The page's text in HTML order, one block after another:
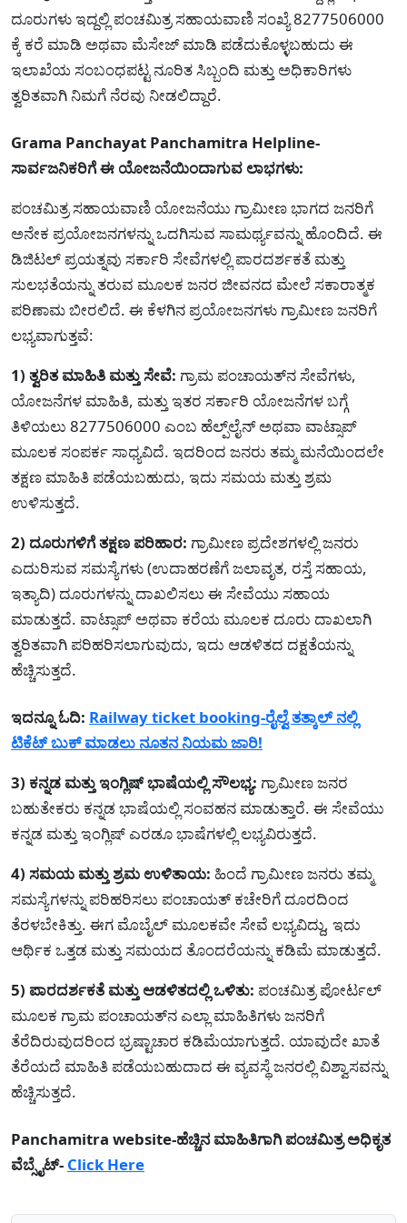
ದೂರುಗಳು ಇದ್ದಲ್ಲಿ ಪಂಚಮಿತ್ರ ಸಹಾಯವಾಣಿ ಸಂಖ್ಯೆ 8277506000
ಕ್ಕೆ ಕರೆ ಮಾಡಿ ಅಥವಾ ಮೆಸೇಜ್‌ ಮಾಡಿ ಪಡೆದುಕೊಳ್ಳಬಹುದು ಈ
ಇಲಾಖೆಯ ಸಂಬಂಧಪಟ್ಟ ನೂರಿತ ಸಿಬ್ಬಂದಿ ಮತ್ತು ಅಧಿಕಾರಿಗಳು
ತ್ವರಿತವಾಗಿ ನಿಮಗೆ ನೆರವು ನೀಡಲಿದ್ದಾರೆ.
Grama Panchayat Panchamitra Helpline-
ಸಾರ್ವಜನಿಕರಿಗೆ ಈ ಯೋಜನೆಯಿಂದಾಗುವ ಲಾಭಗಳು:
ಪಂಚಮಿತ್ರ ಸಹಾಯವಾಣಿ ಯೋಜನೆಯು ಗ್ರಾಮೀಣ ಭಾಗದ ಜನರಿಗೆ
ಅನೇಕ ಪ್ರಯೋಜನಗಳನ್ನು ಒದಗಿಸುವ ಸಾಮರ್ಥ್ಯವನ್ನು ಹೊಂದಿದೆ. ಈ
ಡಿಜಿಟಲ್ ಪ್ರಯತ್ನವು ಸರ್ಕಾರಿ ಸೇವೆಗಳಲ್ಲಿ ಪಾರದರ್ಶಕತೆ ಮತ್ತು
ಸುಲಭತೆಯನ್ನು ತರುವ ಮೂಲಕ ಜನರ ಜೀವನದ ಮೇಲೆ ಸಕಾರಾತ್ಮಕ
ಪರಿಣಾಮ ಬೀರಲಿದೆ. ಈ ಕೆಳಗಿನ ಪ್ರಯೋಜನಗಳು ಗ್ರಾಮೀಣ ಜನರಿಗೆ
ಲಭ್ಯವಾಗುತ್ತವೆ:
1) ತ್ವರಿತ ಮಾಹಿತಿ ಮತ್ತು ಸೇವೆ: ಗ್ರಾಮ ಪಂಚಾಯತ್‌ನ ಸೇವೆಗಳು,
ಯೋಜನೆಗಳ ಮಾಹಿತಿ, ಮತ್ತು ಇತರ ಸರ್ಕಾರಿ ಯೋಜನೆಗಳ ಬಗ್ಗೆ
ತಿಳಿಯಲು 8277506000 ಎಂಬ ಹೆಲ್ಪ್‌ಲೈನ್ ಅಥವಾ ವಾಟ್ಸಾಪ್
ಮೂಲಕ ಸಂಪರ್ಕ ಸಾಧ್ಯವಿದೆ. ಇದರಿಂದ ಜನರು ತಮ್ಮ ಮನೆಯಿಂದಲೇ
ತಕ್ಷಣ ಮಾಹಿತಿ ಪಡೆಯಬಹುದು, ಇದು ಸಮಯ ಮತ್ತು ಶ್ರಮ
ಉಳಿಸುತ್ತದೆ.
2) ದೂರುಗಳಿಗೆ ತಕ್ಷಣ ಪರಿಹಾರ: ಗ್ರಾಮೀಣ ಪ್ರದೇಶಗಳಲ್ಲಿ ಜನರು
ಎದುರಿಸುವ ಸಮಸ್ಯೆಗಳು (ಉದಾಹರಣೆಗೆ ಜಲಾವೃತ, ರಸ್ತೆ ಸಹಾಯ,
ಇತ್ಯಾದಿ) ದೂರುಗಳನ್ನು ದಾಖಲಿಸಲು ಈ ಸೇವೆಯು ಸಹಾಯ
ಮಾಡುತ್ತದೆ. ವಾಟ್ಸಾಪ್ ಅಥವಾ ಕರೆಯ ಮೂಲಕ ದೂರು ದಾಖಲಾಗಿ
ತ್ವರಿತವಾಗಿ ಪರಿಹರಿಸಲಾಗುವುದು, ಇದು ಆಡಳಿತದ ದಕ್ಷತೆಯನ್ನು
ಹೆಚ್ಚಿಸುತ್ತದೆ.
ಇದನ್ನೂ ಓದಿ: Railway ticket booking-ರೈಲ್ವೆ ತತ್ಕಾಲ್ ನಲ್ಲಿ
ಟಿಕೆಟ್ ಬುಕ್ ಮಾಡಲು ನೂತನ ನಿಯಮ ಜಾರಿ!
3) ಕನ್ನಡ ಮತ್ತು ಇಂಗ್ಲಿಷ್ ಭಾಷೆಯಲ್ಲಿ ಸೌಲಭ್ಯ: ಗ್ರಾಮೀಣ ಜನರ
ಬಹುತೇಕರು ಕನ್ನಡ ಭಾಷೆಯಲ್ಲಿ ಸಂವಹನ ಮಾಡುತ್ತಾರೆ. ಈ ಸೇವೆಯು
ಕನ್ನಡ ಮತ್ತು ಇಂಗ್ಲಿಷ್ ಎರಡೂ ಭಾಷೆಗಳಲ್ಲಿ ಲಭ್ಯವಿರುತ್ತದೆ.
4) ಸಮಯ ಮತ್ತು ಶ್ರಮ ಉಳಿತಾಯ: ಹಿಂದೆ ಗ್ರಾಮೀಣ ಜನರು ತಮ್ಮ
ಸಮಸ್ಯೆಗಳನ್ನು ಪರಿಹರಿಸಲು ಪಂಚಾಯತ್ ಕಚೇರಿಗೆ ದೂರದಿಂದ
ತೆರಳಬೇಕಿತ್ತು. ಈಗ ಮೊಬೈಲ್ ಮೂಲಕವೇ ಸೇವೆ ಲಭ್ಯವಿದ್ದು, ಇದು
ಆರ್ಥಿಕ ಒತ್ತಡ ಮತ್ತು ಸಮಯದ ತೊಂದರೆಯನ್ನು ಕಡಿಮೆ ಮಾಡುತ್ತದೆ.
5) ಪಾರದರ್ಶಕತೆ ಮತ್ತು ಆಡಳಿತದಲ್ಲಿ ಒಳಿತು: ಪಂಚಮಿತ್ರ ಪೋರ್ಟಲ್
ಮೂಲಕ ಗ್ರಾಮ ಪಂಚಾಯತ್‌ನ ಎಲ್ಲಾ ಮಾಹಿತಿಗಳು ಜನರಿಗೆ
ತೆರೆದಿರುವುದರಿಂದ ಭ್ರಷ್ಟಾಚಾರ ಕಡಿಮೆಯಾಗುತ್ತದೆ. ಯಾವುದೇ ಖಾತೆ
ತೆರೆಯದೆ ಮಾಹಿತಿ ಪಡೆಯಬಹುದಾದ ಈ ವ್ಯವಸ್ಥೆ ಜನರಲ್ಲಿ ವಿಶ್ವಾಸವನ್ನು
ಹೆಚ್ಚಿಸುತ್ತದೆ.
Panchamitra website-ಹೆಚ್ಚಿನ ಮಾಹಿತಿಗಾಗಿ ಪಂಚಮಿತ್ರ ಅಧಿಕೃತ
ವೆಬ್ಸೈಟ್- Click Here